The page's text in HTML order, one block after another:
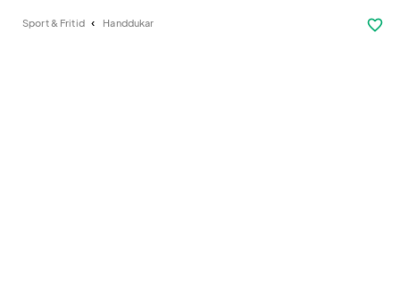
Sport & Fritid Handdukar favorite_border